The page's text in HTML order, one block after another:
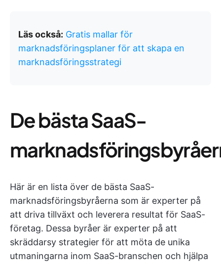
Läs också: Gratis mallar för
marknadsföringsplaner för att skapa en
marknadsföringsstrategi
De bästa SaaS-
Här är en lista över de bästa SaaS-
marknadsföringsbyråerna som är experter på
att driva tillväxt och leverera resultat för SaaS-
företag. Dessa byråer är experter på att
skräddarsy strategier för att möta de unika
utmaningarna inom SaaS-branschen och hjälpa